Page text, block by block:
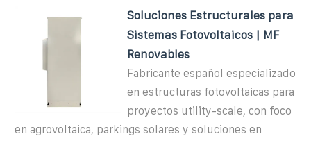
Soluciones Estructurales para
Sistemas Fotovoltaicos | MF
Renovables
Fabricante español especializado
en estructuras fotovoltaicas para
proyectos utility-scale, con foco
en agrovoltaica, parkings solares y soluciones en